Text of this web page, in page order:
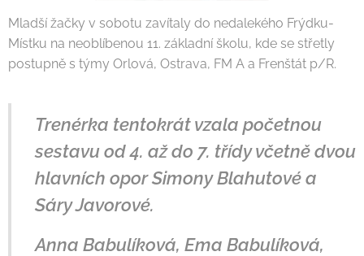
Mladší žačky v sobotu zavítaly do nedalekého Frýdku-
Místku na neoblíbenou 11. základní školu, kde se střetly
postupně s týmy Orlová, Ostrava, FM A a Frenštát p/R.
Trenérka tentokrát vzala početnou
sestavu od 4. až do 7. třídy včetně dvou
hlavních opor Simony Blahutové a
Sáry Javorové.
Anna Babulíková, Ema Babulíková,